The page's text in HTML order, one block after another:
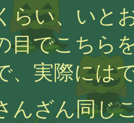
らい、いと
目でこちら
、実際には
んざん同じ